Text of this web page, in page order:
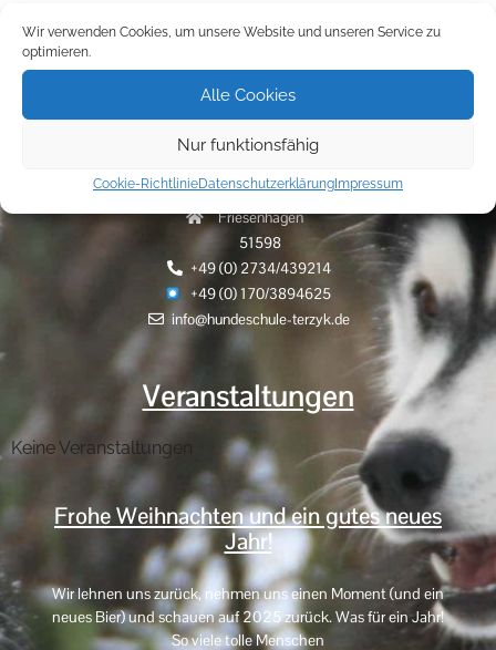
Wir verwenden Cookies, um unsere Website und unseren Service zu
optimieren.
Alle Cookies
Nur funktionsfähig
Cookie-RichtlinieDatenschutzerklärung Impressum
Karte nicht verfügbar
Hundeschule Terzyk
Hammerhöhe 9
Friesenhagen
51598
+49 (0) 2734/439214
+49 (0) 170/3894625
info@hundeschule-terzyk.de
Veranstaltungen
Keine Veranstaltungen
Frohe Weihnachten und ein gutes neues
Jahr!
Wir lehnen uns zurück, nehmen uns einen Moment (und ein
neues Bier) und schauen auf 2025 zurück. Was für ein Jahr!
So viele tolle Menschen